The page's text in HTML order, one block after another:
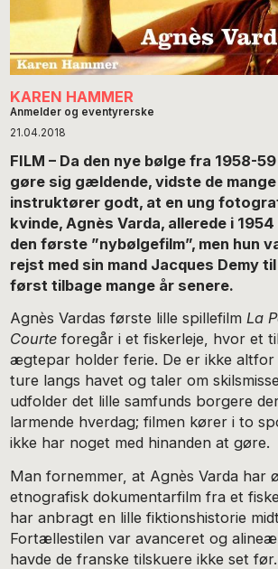
KAREN HAMMER
Anmelder og eventyrerske
21.04.2018
FILM – Da den nye bølge fra 1958-
gøre sig gældende, vidste de
instruktører godt, at en ung
kvinde, Agnès Varda, allerede i
den første ”nybølgefilm”, men hun
rejst med sin mand Jacques Demy
først tilbage mange år senere.
Agnès Vardas første lille spillefilmLa
Courteforegår i et fiskerleje, hvor et
ægtepar holder ferie. De er ikke altfor
ture langs havet og taler om
udfolder det lille samfunds borgere
larmende hverdag; filmen kører i to
ikke har noget med hinanden at gøre.
Man fornemmer, at Agnès Varda har
etnografisk dokumentarfilm fra et
har anbragt en lille fiktionshistorie
Fortællestilen var avanceret og
havde de franske tilskuere ikke set